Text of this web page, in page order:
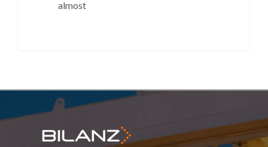
almost